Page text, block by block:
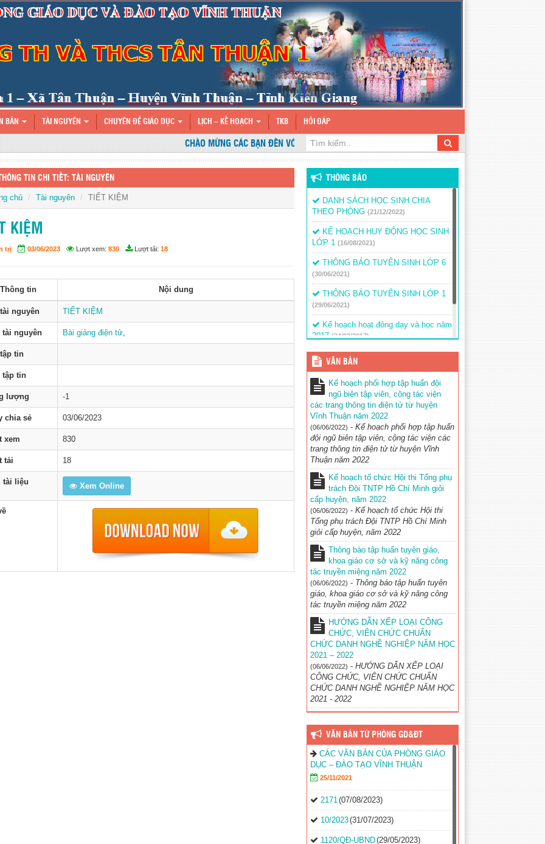
BẢN TÀI NGUYÊN CHUYÊN ĐỀ GIÁO DỤC LỊCH – KẾ HOẠCH TKB HỎI ĐÁP
CHÀO MỪNG CÁC BẠN ĐẾN VỚI WEBSITE TRƯỜNG TH&THCS TÂN THUẬN 1
THÔNG TIN CHI TIẾT: TÀI NGUYÊN
chủ Tài nguyên TIẾT KIỆM
KIỆM
trị 03/06/2023 Lượt xem: 830 Lượt tải: 18
Thông tin Nội dung
nguyên TIẾT KIỆM
tài nguyên Bài giảng điện tử,
tin
tập tin
lượng -1
chia sẻ 03/06/2023
xem 830
tải 18
tài liệu Xem Online
THÔNG BÁO
DANH SÁCH HỌC SINH CHIA
THEO PHÒNG (21/12/2022)
KẾ HOẠCH HUY ĐỘNG HỌC SINH
LỚP 1 (16/08/2021)
THÔNG BÁO TUYỂN SINH LỚP 6
(30/06/2021)
THÔNG BÁO TUYỂN SINH LỚP 1
(29/06/2021)
Kế hoạch hoạt động dạy và học năm
2017 (24/03/2017)
Thông báo – Nhiệm vụ trong năm
học mới (24/03/2017)
VĂN BẢN
Kế hoạch phối hợp tập huấn đội
ngũ biên tập viên, cộng tác viện
các trang thông tin điện tử từ huyện
Vĩnh Thuận năm 2022
(06/06/2022) - Kế hoạch phối hợp tập huấn
đội ngũ biên tập viên, cộng tác viện các
trang thông tin điện tử từ huyện Vĩnh
Thuận năm 2022
Kế hoạch tổ chức Hội thi Tổng phụ
trách Đội TNTP Hồ Chí Minh giỏi
cấp huyện, năm 2022
(06/06/2022) - Kế hoạch tổ chức Hội thi
Tổng phụ trách Đội TNTP Hồ Chí Minh
giỏi cấp huyện, năm 2022
Thông báo tập huấn tuyên giáo,
khoa giáo cơ sở và kỹ năng công
tác truyền miệng năm 2022
(06/06/2022) - Thông báo tập huấn tuyên
giáo, khoa giáo cơ sở và kỹ năng công
tác truyền miệng năm 2022
HƯỚNG DẪN XẾP LOẠI CÔNG
CHỨC, VIÊN CHỨC CHUẨN
CHỨC DANH NGHỀ NGHIỆP NĂM HỌC
2021 – 2022
(06/06/2022) - HƯỚNG DẪN XẾP LOẠI
CÔNG CHỨC, VIÊN CHỨC CHUẨN
CHỨC DANH NGHỀ NGHIỆP NĂM HỌC
2021 - 2022
VĂN BẢN TỪ PHÒNG GD&ĐT
CÁC VĂN BẢN CỦA PHÒNG GIÁO
DỤC – ĐÀO TẠO VĨNH THUẬN
25/11/2021
2171(07/08/2023)
10/2023(31/07/2023)
1120/QĐ-UBND(29/05/2023)